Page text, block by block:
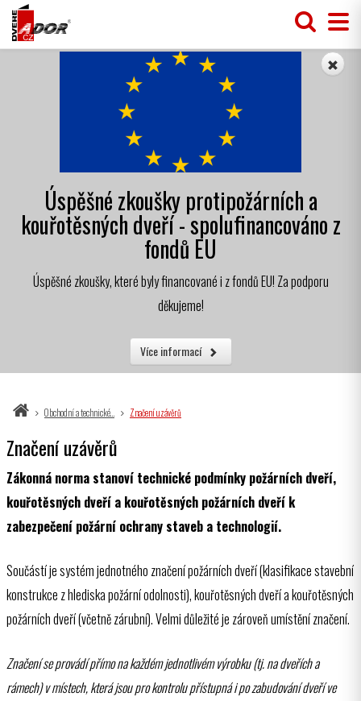
Úspěšné zkoušky protipožárních a
kouřotěsných dveří - spolufinancováno z
fondů EU
Úspěšné zkoušky, které byly financované i z fondů EU! Za podporu
děkujeme!
Více informací
Obchodní a technické… Značení uzávěrů
Značení uzávěrů
Zákonná norma stanoví technické podmínky požárních dveří,
kouřotěsných dveří a kouřotěsných požárních dveří k
zabezpečení požární ochrany staveb a technologií.
Součástí je systém jednotného značení požárních dveří (klasifikace stavební
konstrukce z hlediska požární odolnosti), kouřotěsných dveří a kouřotěsných
požárních dveří (včetně zárubní). Velmi důležité je zároveň umístění značení.
Značení se provádí přímo na každém jednotlivém výrobku (tj. na dveřích a
rámech) v místech, která jsou pro kontrolu přístupná i po zabudování dveří ve